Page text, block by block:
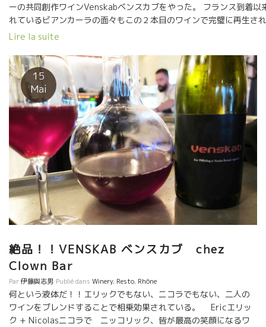
ーの共同創作ワインVenskabベンスカブをやった。 フランス到着
れているビアンカーラの面々もこの２本目のワインで完璧に再生さ
90度！！に逆さまにカンターに差し込むに驚愕。
Lire la suite
15
Mai
絶品！！VENSKAB ベンスカブ chez
Clown Bar
Par伊藤與志男 Publié dans Winery, Resto, Rhône
何という液体だ！！エリックでもない、ニコラでもない、二人の
ワインをブレンドすることで相乗効果されている。 Ericエリッ
ク + Nicolasニコラで ニッコリック、皆が最高の笑顔になるワ